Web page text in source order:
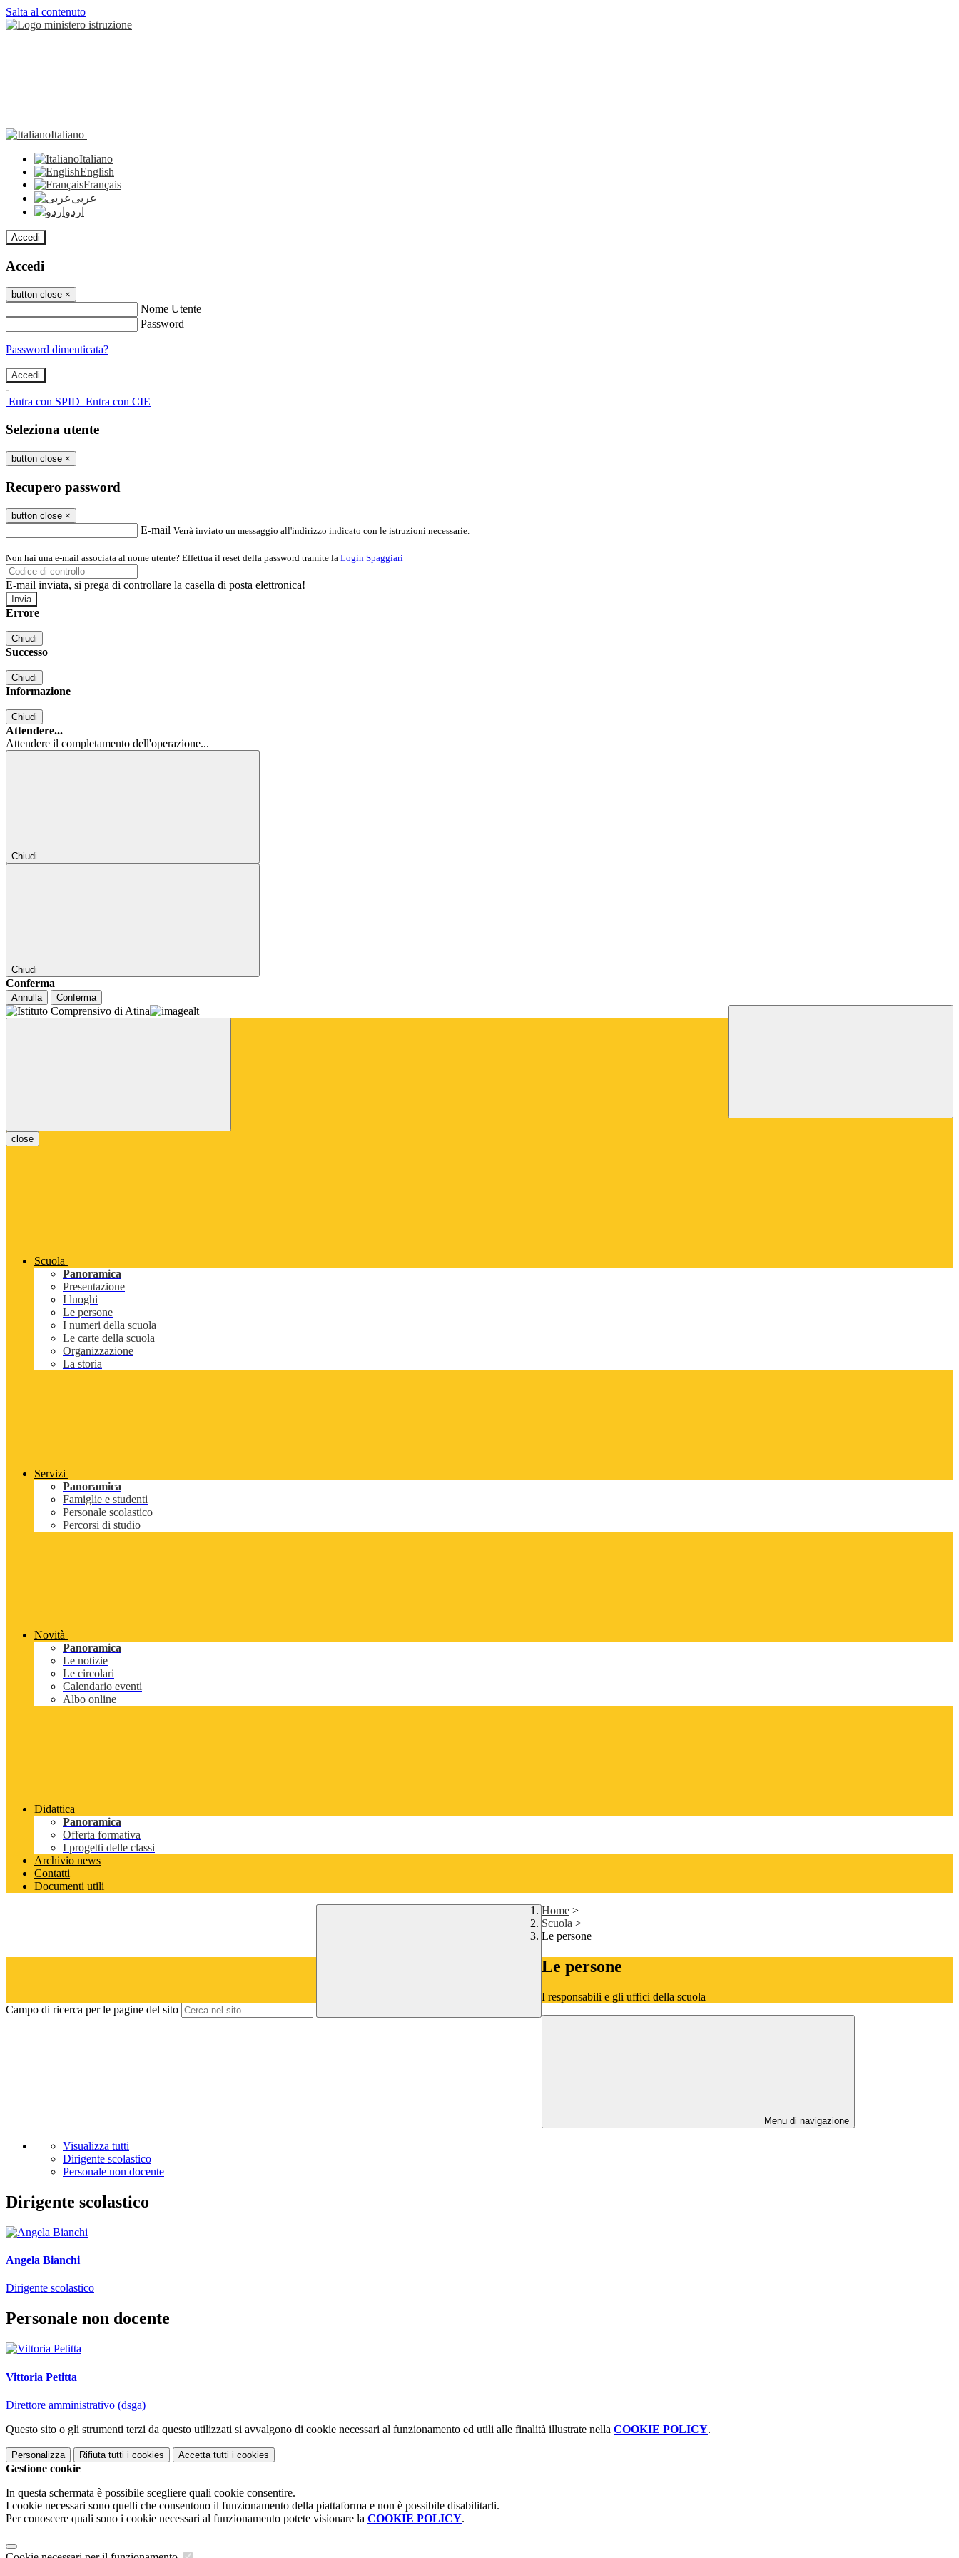
Salta al contenuto
Italiano
Italiano
English
Français
عربى
اردو
Accedi
Accedi
button close ×
Nome Utente
Password
Password dimenticata?
-
Entra con SPID Entra con CIE
Seleziona utente
button close ×
Recupero password
button close ×
E-mail Verrà inviato un messaggio all'indirizzo indicato con le istruzioni necessarie.
Non hai una e-mail associata al nome utente? Effettua il reset della password tramite la Login Spaggiari
E-mail inviata, si prega di controllare la casella di posta elettronica!
Errore
Chiudi
Successo
Chiudi
Informazione
Chiudi
Attendere...
Attendere il completamento dell'operazione...
Chiudi
Chiudi
Conferma
Annulla Conferma
close
Scuola
Panoramica
Presentazione
I luoghi
Le persone
I numeri della scuola
Le carte della scuola
Organizzazione
La storia
Servizi
Panoramica
Famiglie e studenti
Personale scolastico
Percorsi di studio
Novità
Panoramica
Le notizie
Le circolari
Calendario eventi
Albo online
Didattica
Panoramica
Offerta formativa
I progetti delle classi
Archivio news
Contatti
Documenti utili
Campo di ricerca per le pagine del sito
Home >
Scuola >
Le persone
Le persone
I responsabili e gli uffici della scuola
Menu di navigazione
Visualizza tutti
Dirigente scolastico
Personale non docente
Dirigente scolastico
Angela Bianchi
Dirigente scolastico
Personale non docente
Vittoria Petitta
Direttore amministrativo (dsga)
Questo sito o gli strumenti terzi da questo utilizzati si avvalgono di cookie necessari al funzionamento ed utili alle finalità illustrate nella COOKIE POLICY.
Personalizza Rifiuta tutti i cookies Accetta tutti i cookies
Gestione cookie
In questa schermata è possibile scegliere quali cookie consentire.
I cookie necessari sono quelli che consentono il funzionamento della piattaforma e non è possibile disabilitarli.
Per conoscere quali sono i cookie necessari al funzionamento potete visionare la COOKIE POLICY.